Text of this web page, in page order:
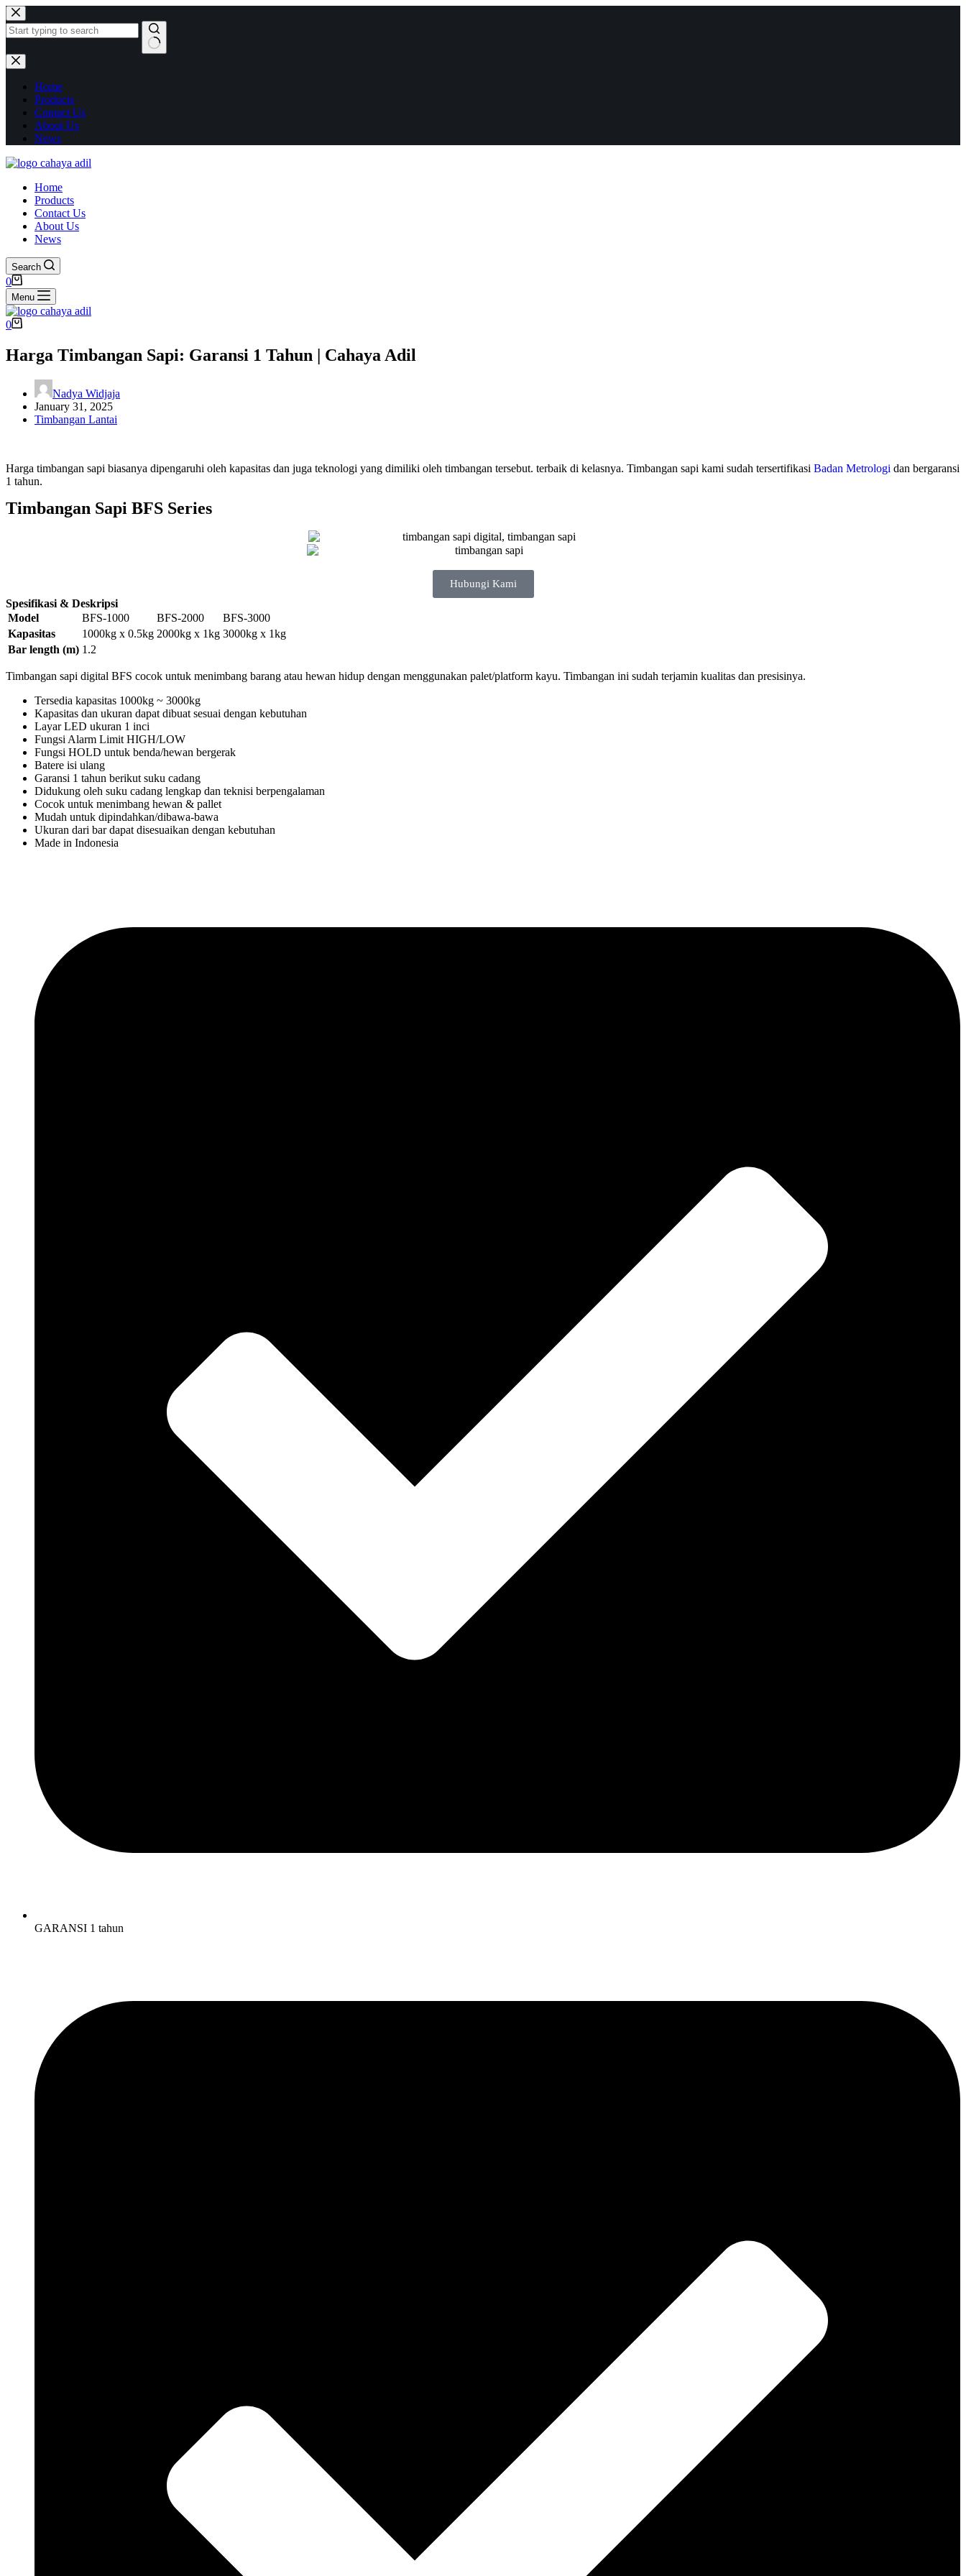
Home
Products
Contact Us
About Us
News
Home
Products
Contact Us
About Us
News
Search
0
Menu
0
Harga Timbangan Sapi: Garansi 1 Tahun | Cahaya Adil
Nadya Widjaja
January 31, 2025
Timbangan Lantai
Harga timbangan sapi biasanya dipengaruhi oleh kapasitas dan juga teknologi yang dimiliki oleh timbangan tersebut. terbaik di kelasnya. Timbangan sapi kami sudah tersertifikasi Badan Metrologi dan bergaransi
1 tahun.
Timbangan Sapi BFS Series
Hubungi Kami
Spesifikasi & Deskripsi
Model
BFS-1000 BFS-2000
BFS-3000
Kapasitas
1000kg x 0.5kg 2000kg x 1kg 3000kg x 1kg
Bar length (m) 1.2
Timbangan sapi digital BFS cocok untuk menimbang barang atau hewan hidup dengan menggunakan palet/platform kayu. Timbangan ini sudah terjamin kualitas dan presisinya.
Tersedia kapasitas 1000kg ~ 3000kg
Kapasitas dan ukuran dapat dibuat sesuai dengan kebutuhan
Layar LED ukuran 1 inci
Fungsi Alarm Limit HIGH/LOW
Fungsi HOLD untuk benda/hewan bergerak
Batere isi ulang
Garansi 1 tahun berikut suku cadang
Didukung oleh suku cadang lengkap dan teknisi berpengalaman
Cocok untuk menimbang hewan & pallet
Mudah untuk dipindahkan/dibawa-bawa
Ukuran dari bar dapat disesuaikan dengan kebutuhan
Made in Indonesia
GARANSI 1 tahun